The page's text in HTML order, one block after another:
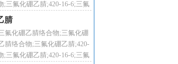
;三氟化硼乙腈;420-16-6;三氟
腈
氟化硼乙腈络合物;三氟化硼
腈络合物;三氟化硼乙腈;420-
;三氟化硼乙腈;420-16-6;三氟